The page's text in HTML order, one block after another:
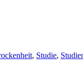
, Studie,